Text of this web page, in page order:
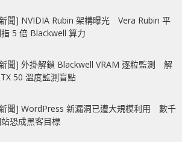
聞] NVIDIA Rubin 架構曝光 Vera Rubin 平
5 倍 Blackwell 算力
聞] 外掛解鎖 Blackwell VRAM 逐粒監測 解
50 溫度監測盲點
聞] WordPress 新漏洞已遭大規模利用 數千
恐成黑客目標